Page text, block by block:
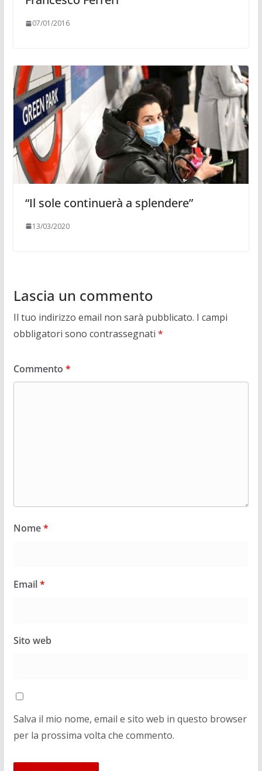
07/01/2016
“Il sole continuerà a splendere”
13/03/2020
Lascia un commento
Il tuo indirizzo email non sarà pubblicato. I campi
obbligatori sono contrassegnati *
Commento *
Nome*
Email*
Sito web
Salva il mio nome, email e sito web in questo browser
per la prossima volta che commento.